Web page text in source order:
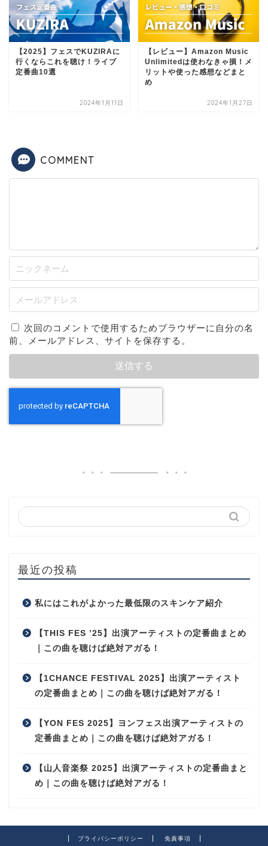
【2025】フェスでKUZIRAに
行くならこれを聴け！ライブ
定番曲10選
2024年1月11日
【レビュー】Amazon Music
Unlimitedは使わなきゃ損！メ
リットや使った感想などまと
め
2024年1月27日
COMMENT
次回のコメントで使用するためブラウザーに自分の名
前、メールアドレス、サイトを保存する。
最近の投稿
私にはこれがよかった最低限のスキンケア紹介
【THIS FES ’25】出演アーティストの定番曲まとめ
｜この曲を聴けば絶対アガる！
【1CHANCE FESTIVAL 2025】出演アーティスト
の定番曲まとめ｜この曲を聴けば絶対アガる！
【YON FES 2025】ヨンフェス出演アーティストの
定番曲まとめ｜この曲を聴けば絶対アガる！
【山人音楽祭 2025】出演アーティストの定番曲まと
め｜この曲を聴けば絶対アガる！
プライバシーポリシー 免責事項